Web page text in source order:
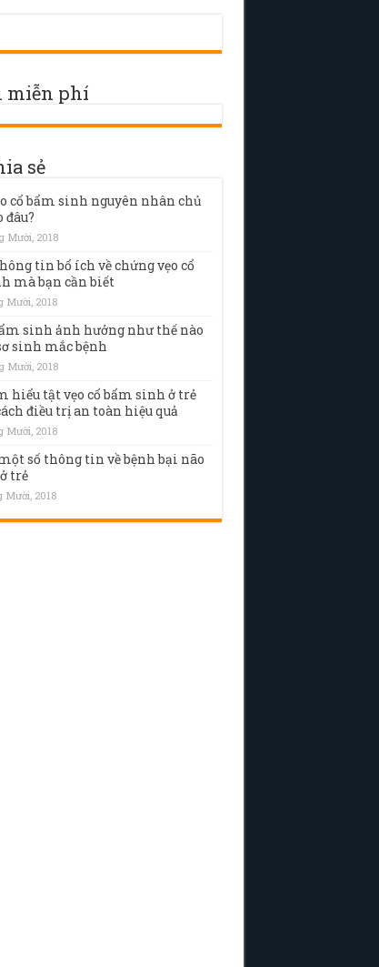
miễn phí
sẻ
cổ bẩm sinh nguyên nhân chủ
đâu?
Mười, 2018
tin bổ ích về chứng vẹo cổ
mà bạn cần biết
Mười, 2018
sinh ảnh hưởng như thế nào
sinh mắc bệnh
Mười, 2018
hiểu tật vẹo cổ bẩm sinh ở trẻ
điều trị an toàn hiệu quả
Mười, 2018
số thông tin về bệnh bại não
trẻ
Mười, 2018